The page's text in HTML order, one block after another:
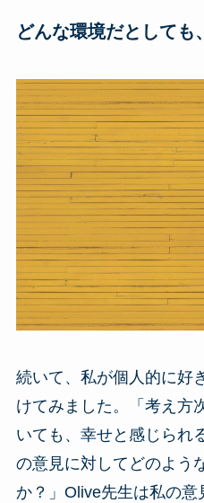
どんな環境だとしても
続いて、私が個人的に好
けてみました。「考え方
いても、幸せと感じられ
の意見に対してどのよう
か？」Olive先生は私の意